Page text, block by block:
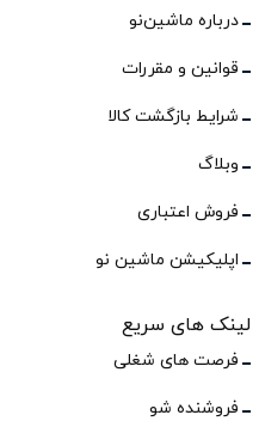
درباره ماشین‌نو
قوانین و مقررات
شرایط بازگشت کالا
وبلاگ
فروش اعتباری
اپلیکیشن ماشین نو
لینک های سریع
فرصت های شغلی
فروشنده شو